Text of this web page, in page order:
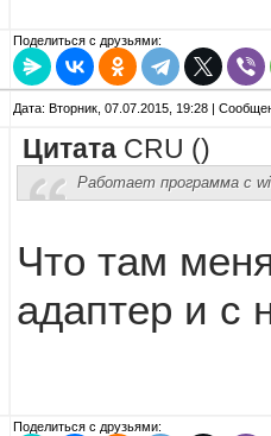
Поделиться с друзьями:
Дата: Вторник, 07.07.2015, 19:28 |
Цитата CRU ()
Работает программа с
Что там
адаптер и с
Поделиться с друзьями: